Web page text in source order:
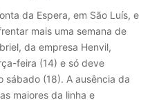
da Espera, em São Luís, e
mais uma semana de
da empresa Henvil,
feira (14) e só deve
sábado (18). A ausência da
maiores da linha e